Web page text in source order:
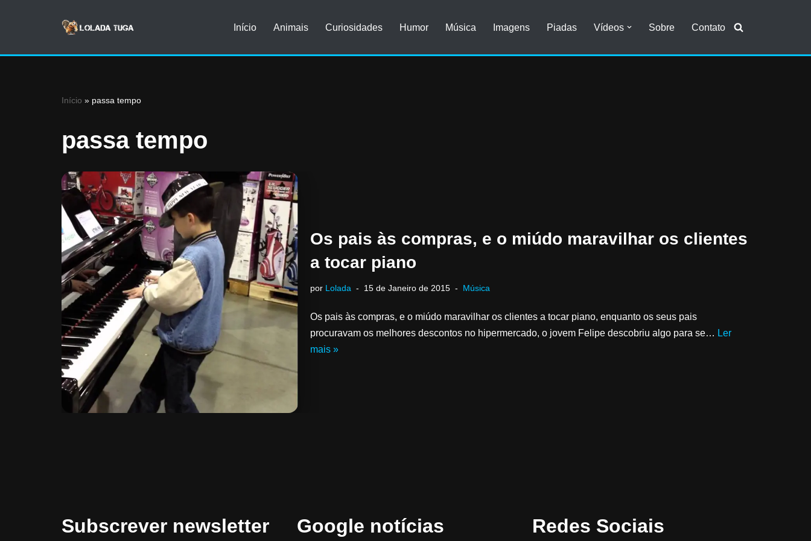
Início Animais Curiosidades Humor Música Imagens Piadas Vídeos Sobre Contato
Início » passa tempo
passa tempo
Os pais às compras, e o miúdo maravilhar os clientes
a tocar piano
por Lolada 15 de Janeiro de 2015 Música
Os pais às compras, e o miúdo maravilhar os clientes a tocar piano, enquanto os seus pais
procuravam os melhores descontos no hipermercado, o jovem Felipe descobriu algo para se… Ler
mais »
Subscrever newsletter Google notícias Redes Sociais